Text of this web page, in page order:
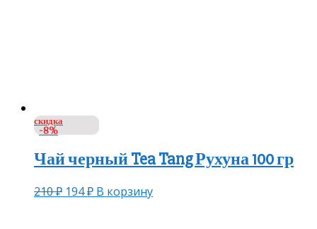
скидка
-8%
Чай черный Tea Tang Рухуна 100 гр
210₽ 194₽ В корзину